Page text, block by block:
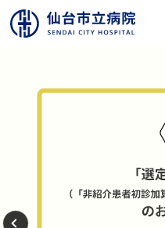
地域とともに
私たちは、地域の医療
市民の皆様に良質で信